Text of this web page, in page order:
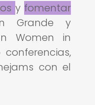
y fomentar
Grande y
Women in
con el